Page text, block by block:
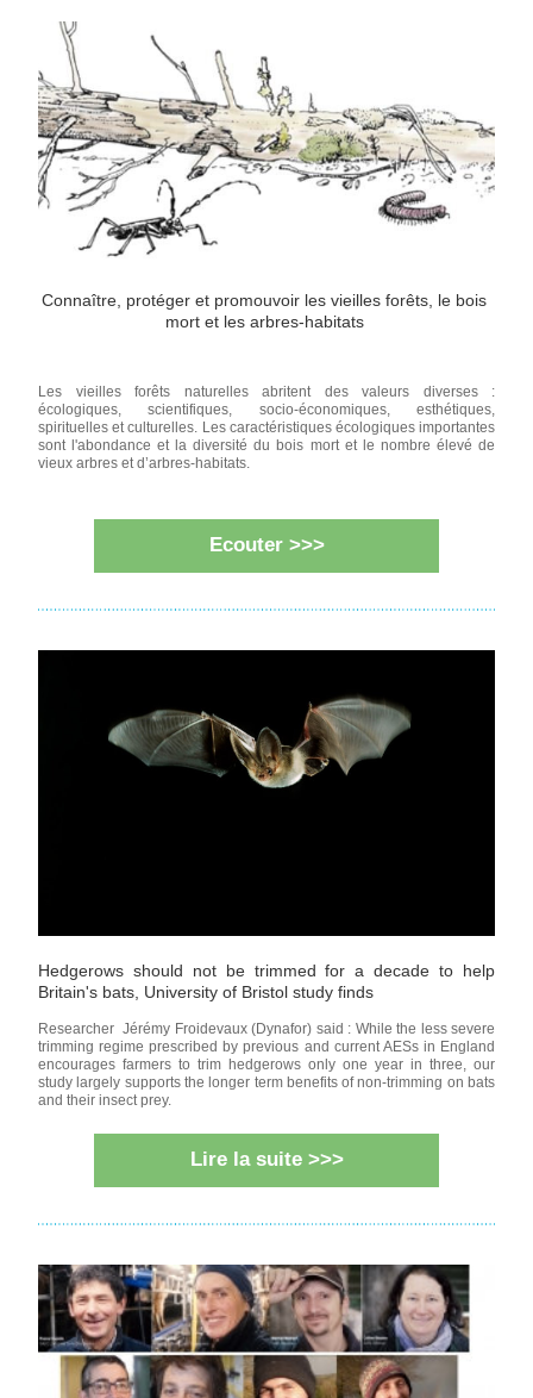
Connaître, protéger et promouvoir les vieilles forêts, le bois
mort et les arbres-habitats
Les vieilles forêts naturelles abritent des valeurs diverses :
écologiques, scientifiques, socio-économiques, esthétiques,
spirituelles et culturelles. Les caractéristiques écologiques importantes
sont l'abondance et la diversité du bois mort et le nombre élevé de
vieux arbres et d’arbres-habitats.
Ecouter >>>
Hedgerows should not be trimmed for a decade to help
Britain's bats, University of Bristol study finds
Researcher  Jérémy Froidevaux (Dynafor) said : While the less severe
trimming regime prescribed by previous and current AESs in England
encourages farmers to trim hedgerows only one year in three, our
study largely supports the longer term benefits of non‐trimming on bats
and their insect prey.
Lire la suite >>>